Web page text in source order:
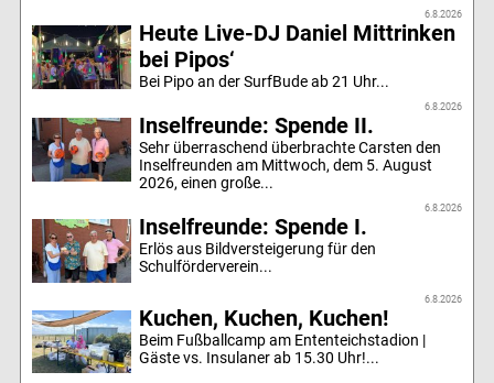
6.8.2026
Heute Live-DJ Daniel Mittrinken
bei Pipos‘
Bei Pipo an der SurfBude ab 21 Uhr...
6.8.2026
Inselfreunde: Spende II.
Sehr überraschend überbrachte Carsten den
Inselfreunden am Mittwoch, dem 5. August
2026, einen große...
6.8.2026
Inselfreunde: Spende I.
Erlös aus Bildversteigerung für den
Schulförderverein...
6.8.2026
Kuchen, Kuchen, Kuchen!
Beim Fußballcamp am Ententeichstadion |
Gäste vs. Insulaner ab 15.30 Uhr!...